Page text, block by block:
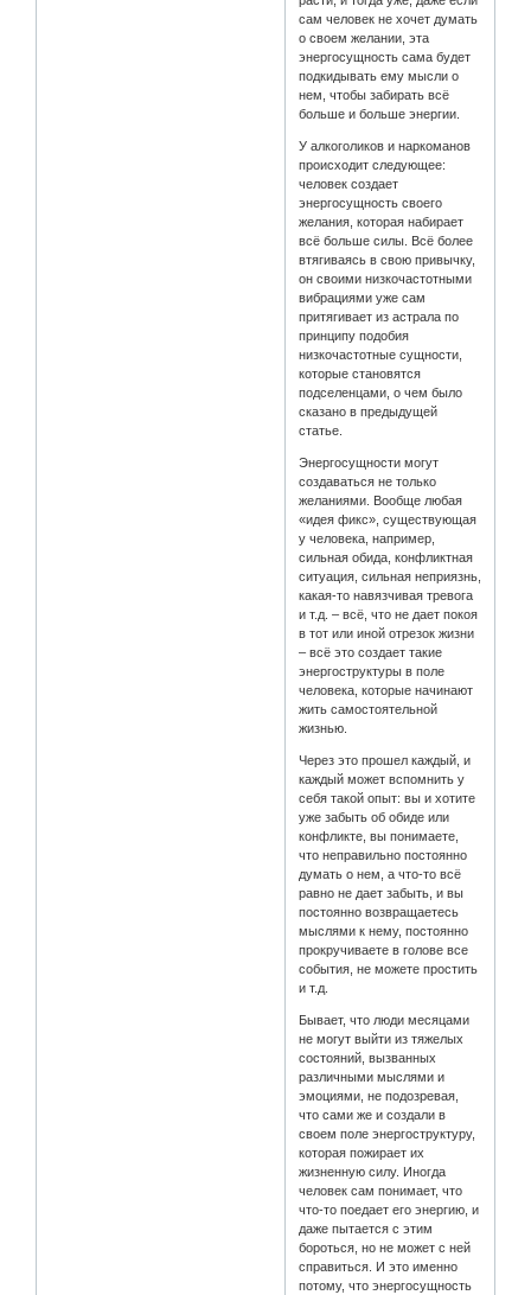
сам человек не хочет думать
о своем желании, эта
энергосущность сама будет
подкидывать ему мысли о
нем, чтобы забирать всё
больше и больше энергии.
У алкоголиков и наркоманов
происходит следующее:
человек создает
энергосущность своего
желания, которая набирает
всё больше силы. Всё более
втягиваясь в свою привычку,
он своими низкочастотными
вибрациями уже сам
притягивает из астрала по
принципу подобия
низкочастотные сущности,
которые становятся
подселенцами, о чем было
сказано в предыдущей
статье.
Энергосущности могут
создаваться не только
желаниями. Вообще любая
«идея фикс», существующая
у человека, например,
сильная обида, конфликтная
ситуация, сильная неприязнь,
какая-то навязчивая тревога
и т.д. – всё, что не дает покоя
в тот или иной отрезок жизни
– всё это создает такие
энергоструктуры в поле
человека, которые начинают
жить самостоятельной
жизнью.
Через это прошел каждый, и
каждый может вспомнить у
себя такой опыт: вы и хотите
уже забыть об обиде или
конфликте, вы понимаете,
что неправильно постоянно
думать о нем, а что-то всё
равно не дает забыть, и вы
постоянно возвращаетесь
мыслями к нему, постоянно
прокручиваете в голове все
события, не можете простить
и т.д.
Бывает, что люди месяцами
не могут выйти из тяжелых
состояний, вызванных
различными мыслями и
эмоциями, не подозревая,
что сами же и создали в
своем поле энергоструктуру,
которая пожирает их
жизненную силу. Иногда
человек сам понимает, что
что-то поедает его энергию, и
даже пытается с этим
бороться, но не может с ней
справиться. И это именно
потому, что энергосущность